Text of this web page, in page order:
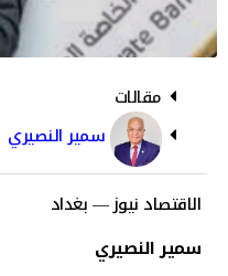
مقالات
سمير النصيري
الاقتصاد نيوز — بغداد
سمير النصيري